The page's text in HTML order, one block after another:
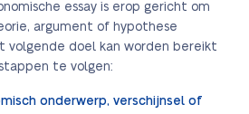
essay is erop gericht om
argument of hypothese
volgende doel kan worden bereikt
te volgen:
onderwerp, verschijnsel of